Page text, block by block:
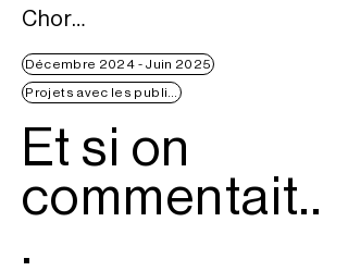
Chorège CDCN Falaise Normandie
Décembre 2024 - Juin 2025
Projets avec les publics
Et si on
commentait..
.